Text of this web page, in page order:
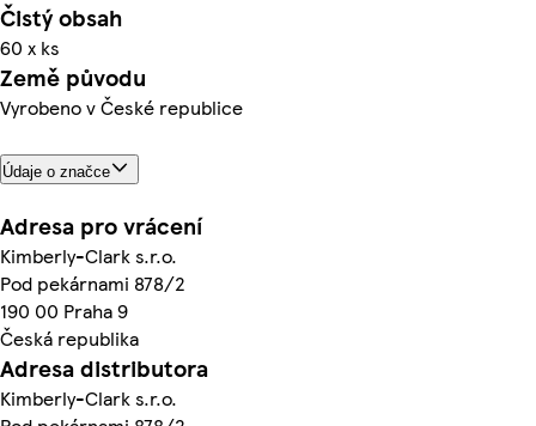
Čistý obsah
60 x ks
Země původu
Vyrobeno v České republice
Údaje o značce
Adresa pro vrácení
Kimberly-Clark s.r.o.
Pod pekárnami 878/2
190 00 Praha 9
Česká republika
Adresa distributora
Kimberly-Clark s.r.o.